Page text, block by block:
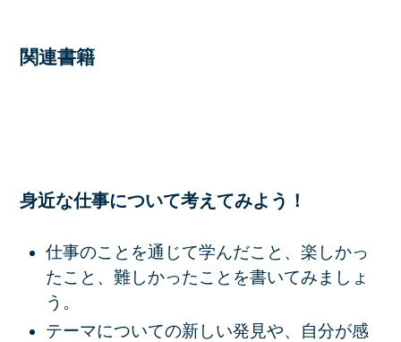
関連書籍
身近な仕事について考えてみよう！
仕事のことを通じて学んだこと、楽しかっ
たこと、難しかったことを書いてみましょ
う。
テーマについての新しい発見や、自分が感